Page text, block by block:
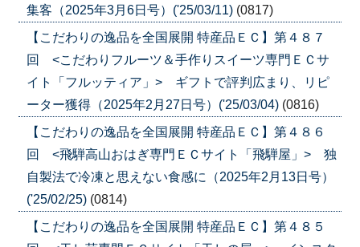
集客（2025年3月6日号）('25/03/11) (0817)
【こだわりの逸品を全国展開 特産品ＥＣ】第４８７
回 <こだわりフルーツ＆手作りスイーツ専門ＥＣサ
イト「フルッティア」> ギフトで評判広まり、リピ
ーター獲得（2025年2月27日号）('25/03/04) (0816)
【こだわりの逸品を全国展開 特産品ＥＣ】第４８６
回 <飛騨高山おはぎ専門ＥＣサイト「飛騨屋」> 独
自製法で冷凍と思えない食感に（2025年2月13日号）
('25/02/25) (0814)
【こだわりの逸品を全国展開 特産品ＥＣ】第４８５